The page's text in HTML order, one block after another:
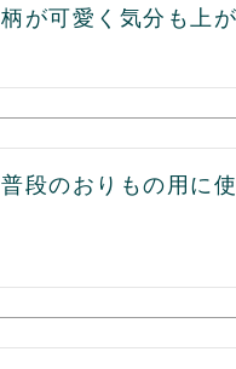
柄が可愛く気分も上が
普段のおりもの用に